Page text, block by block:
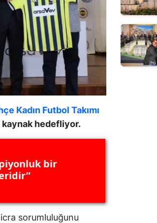
Kadın Futbol Takımı
kaynak hedefliyor.
bir
icra sorumluluğunu